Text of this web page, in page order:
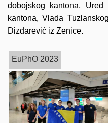
dobojskog kantona, Ured
kantona, Vlada
Dizdarević iz Zenice.
EuPhO 2023